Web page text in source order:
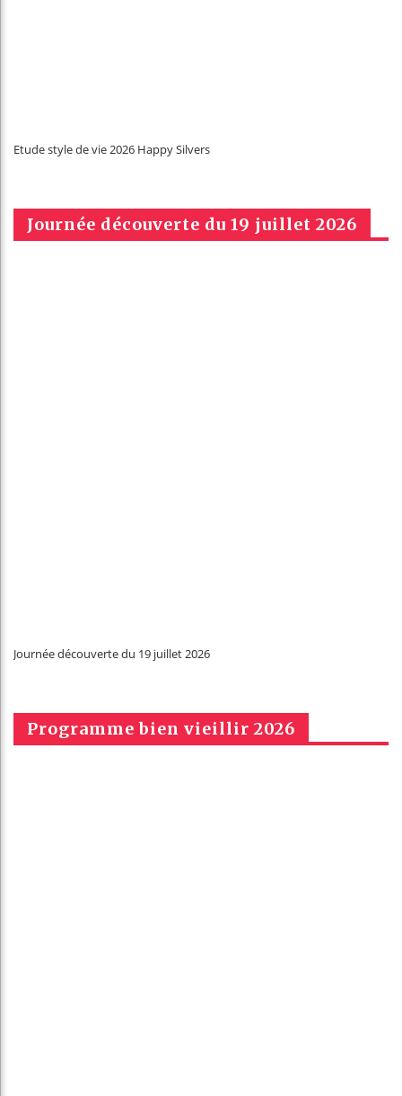
Etude style de vie 2026 Happy Silvers
Journée découverte du 19 juillet 2026
Journée découverte du 19 juillet 2026
Programme bien vieillir 2026